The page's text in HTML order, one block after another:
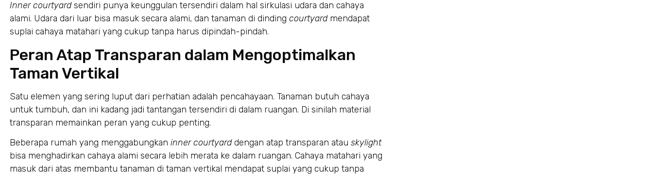
Inner courtyardsendiri punya keunggulan tersendiri dalam hal sirkulasi udara dan cahaya
alami. Udara dari luar bisa masuk secara alami, dan tanaman di dinding courtyardmendapat
suplai cahaya matahari yang cukup tanpa harus dipindah-pindah.
Peran Atap Transparan dalam Mengoptimalkan
Taman Vertikal
Satu elemen yang sering luput dari perhatian adalah pencahayaan. Tanaman butuh cahaya
untuk tumbuh, dan ini kadang jadi tantangan tersendiri di dalam ruangan. Di sinilah material
transparan memainkan peran yang cukup penting.
Beberapa rumah yang menggabungkan inner courtyarddengan atap transparan atau skylight
bisa menghadirkan cahaya alami secara lebih merata ke dalam ruangan. Cahaya matahari yang
masuk dari atas membantu tanaman di taman vertikal mendapat suplai yang cukup tanpa